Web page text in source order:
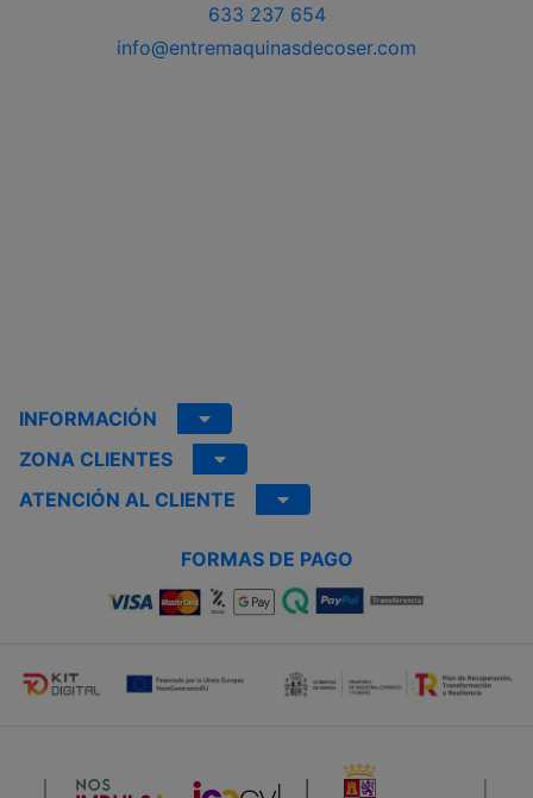
633 237 654
info@entremaquinasdecoser.com
INFORMACIÓN
ZONA CLIENTES
ATENCIÓN AL CLIENTE
FORMAS DE PAGO